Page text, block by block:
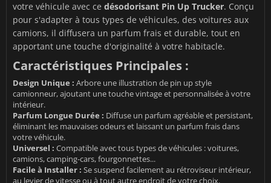
votre véhicule avec ce désodorisant Pin Up Trucker. Conçu
pour s'adapter à tous types de véhicules, des voitures aux
camions, il diffusera un parfum frais et durable, tout en
apportant une touche d'originalité à votre habitacle.
Caractéristiques Principales :
Design Unique : Arbore une illustration de pin up style
camionneur, ajoutant une touche vintage et personnalisée à votre
intérieur.
Parfum Longue Durée : Diffuse un parfum agréable et persistant,
éliminant les mauvaises odeurs et laissant un parfum frais dans
votre véhicule.
Universel : Compatible avec tous types de véhicules : voitures,
camions, camping-cars, fourgonnettes...
Facile à Installer : Se suspend facilement au rétroviseur intérieur,
au levier de vitesse ou à tout autre endroit de votre choix.